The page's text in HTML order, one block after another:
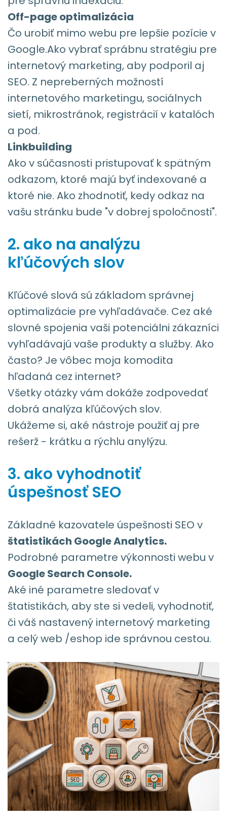
Off-page optimalizácia
Čo urobiť mimo webu pre lepšie pozície v
Google.Ako vybrať sprábnu stratégiu pre
internetový marketing, aby podporil aj
SEO. Z nepreberných možností
internetového marketingu, sociálnych
sietí, mikrostránok, registrácií v katalóch
a pod.
Linkbuilding
Ako v súčasnosti pristupovať k spätným
odkazom, ktoré majú byť indexované a
ktoré nie. Ako zhodnotiť, kedy odkaz na
vašu stránku bude "v dobrej spoločnosti".
2. ako na analýzu
kľúčových slov
Kľúčové slová sú základom správnej
optimalizácie pre vyhľadávače. Cez aké
slovné spojenia vaši potenciálni zákazníci
vyhľadávajú vaše produkty a služby. Ako
často? Je vôbec moja komodita
hľadaná cez internet?
Všetky otázky vám dokáže zodpovedať
dobrá analýza kľúčových slov.
Ukážeme si, aké nástroje použiť aj pre
rešerž - krátku a rýchlu anylýzu.
3. ako vyhodnotiť
úspešnosť SEO
Základné kazovatele úspešnosti SEO v
štatistikách Google Analytics.
Podrobné parametre výkonnosti webu v
Google Search Console.
Aké iné parametre sledovať v
štatistikách, aby ste si vedeli, vyhodnotiť,
či váš nastavený internetový marketing
a celý web /eshop ide správnou cestou.